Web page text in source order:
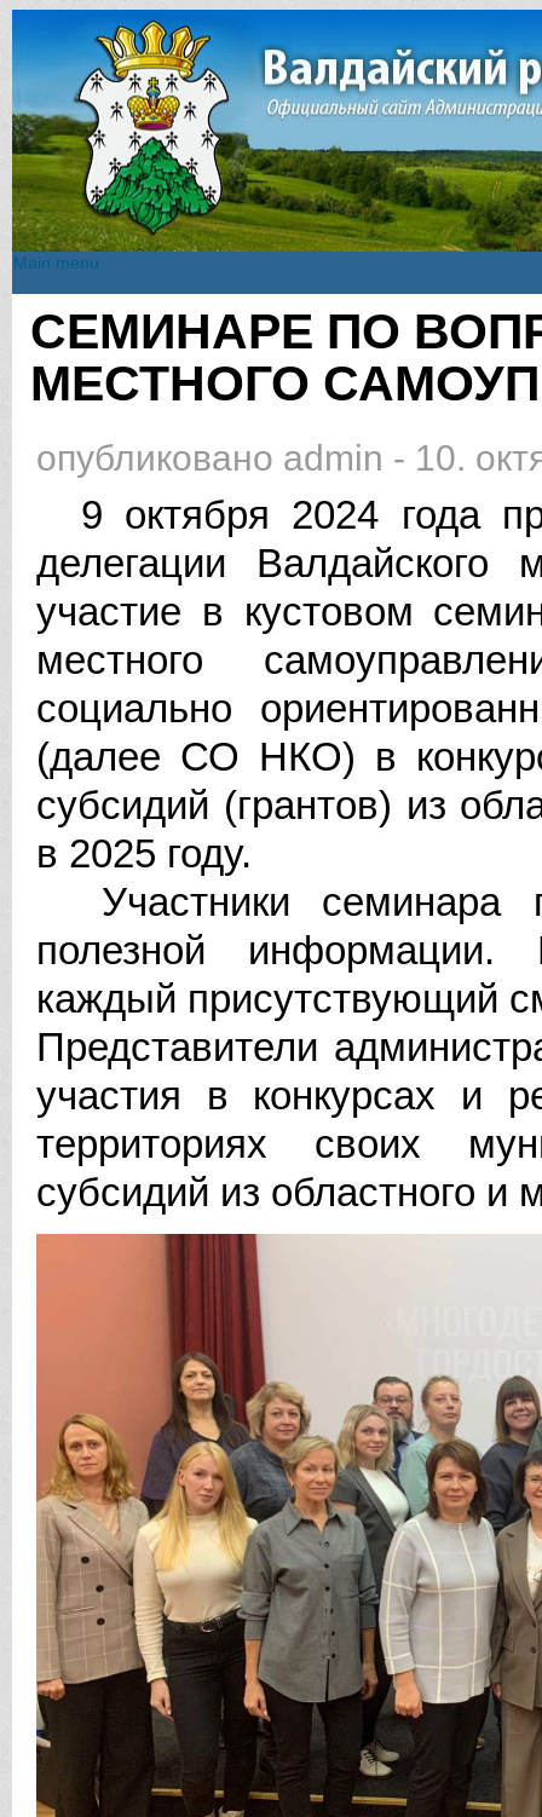
Main menu
Вы здесь
СЕМИНАРЕ ПО
МЕСТНОГО
опубликовано admin - 10.
9 октября 2024 года
делегации Валдайского
участие в кустовом
местного
социально
(далее СО НКО) в
субсидий (грантов) из
в 2025 году.
Участники семинара
полезной информации.
каждый присутствующий
Представители
участия в конкурсах и
территориях своих
субсидий из областного и